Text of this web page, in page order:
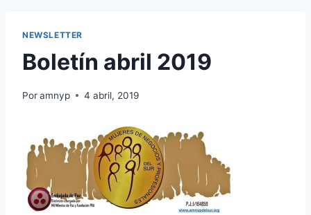
NEWSLETTER
Boletín abril 2019
Poramnyp 4 abril, 2019